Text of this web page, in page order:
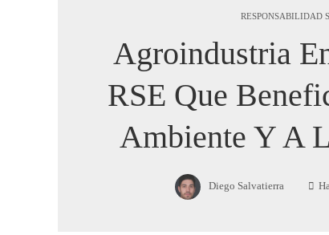
RESPONSABILIDAD
Agroindustria
RSE Que
Ambiente Y A
Diego Salvatierra